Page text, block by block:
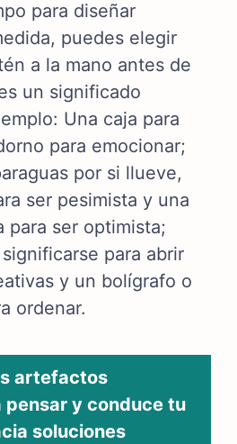
para diseñar
puedes elegir
a la mano antes de
un significado
Una caja para
para emocionar;
por si llueve,
ser pesimista y una
para ser optimista;
para abrir
y un bolígrafo o
ordenar.
artefactos
y conduce tu
soluciones